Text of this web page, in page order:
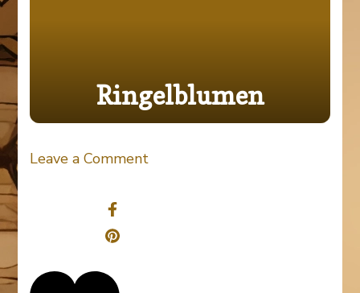
Ringelblumen
Leave a Commenton